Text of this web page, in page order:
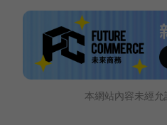
本網站內容未經允